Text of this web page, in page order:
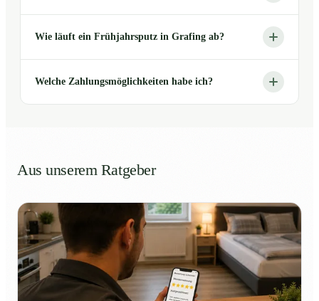
Wie läuft ein Frühjahrsputz in Grafing ab?
Welche Zahlungsmöglichkeiten habe ich?
Aus unserem Ratgeber